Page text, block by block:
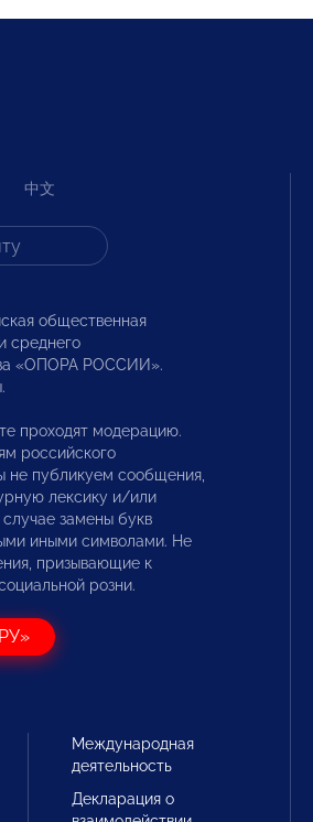
中文
общественная
среднего
«ОПОРА РОССИИ».
проходят модерацию.
российского
не публикуем сообщения,
лексику и/или
замены букв
иными символами. Не
призывающие к
розни.
Международная
деятельность
Декларация о